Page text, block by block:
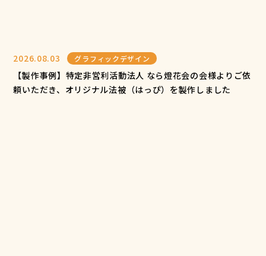
2026.08.03 グラフィックデザイン
【製作事例】特定非営利活動法人 なら燈花会の会様よりご依
頼いただき、オリジナル法被（はっぴ）を製作しました